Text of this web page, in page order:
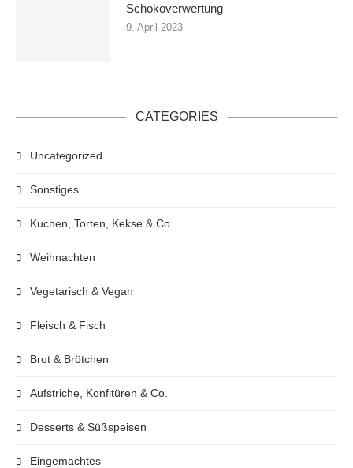
Schokoverwertung
9. April 2023
CATEGORIES
Uncategorized
Sonstiges
Kuchen, Torten, Kekse & Co
Weihnachten
Vegetarisch & Vegan
Fleisch & Fisch
Brot & Brötchen
Aufstriche, Konfitüren & Co.
Desserts & Süßspeisen
Eingemachtes